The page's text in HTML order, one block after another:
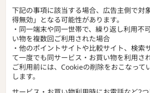
下記の事項に該当する場合、広告主側で対
得無効」となる可能性があります。
・同一端末や同一世帯で、繰り返し利用不
い物を複数回ご利用された場合
・他のポイントサイトや比較サイト、検索
て一度でも同サービス・お買い物を利用さ
ご利用前には、Cookieの削除をおこなって
します。